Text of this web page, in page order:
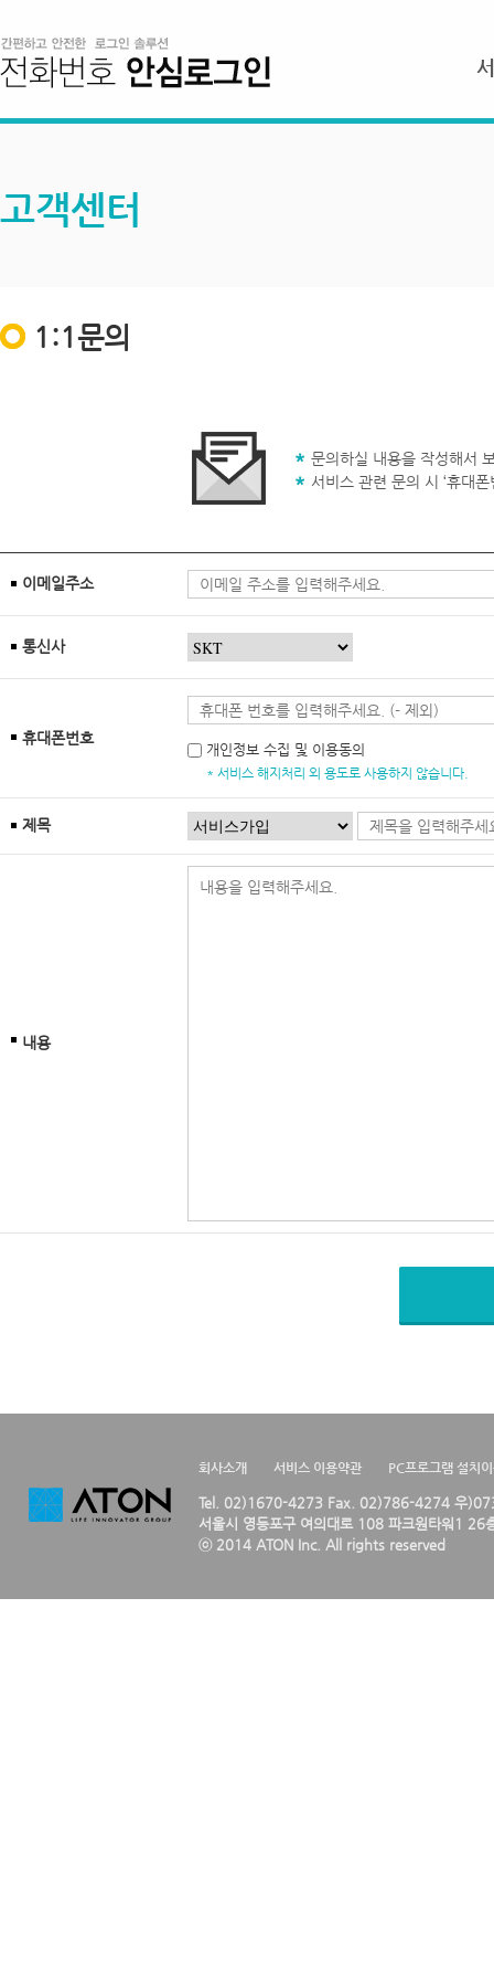
고객센터
1:1문의
문의하실 내용을 작성해서
서비스 관련 문의 시 ‘휴대
이메일주소
통신사
휴대폰번호
개인정보 수집 및 이용동의
* 서비스 해지처리 외 용도로 사용하지 않습니다.
제목
내용
회사소개 서비스 이용약관 PC프로그램 설치
Tel. 02)1670-4273 Fax. 02)786-4274 우
서울시 영등포구 여의대로 108 파크원타워1 26
ⓒ 2014 ATON Inc. All rights reserved